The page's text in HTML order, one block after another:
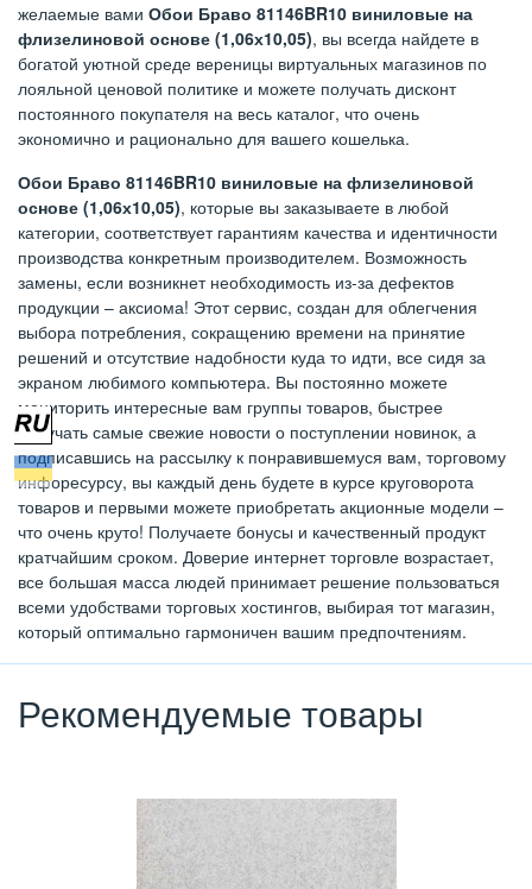
желаемые вами Обои Браво 81146BR10 виниловые на
флизелиновой основе (1,06х10,05), вы всегда найдете в
богатой уютной среде вереницы виртуальных магазинов по
лояльной ценовой политике и можете получать дисконт
постоянного покупателя на весь каталог, что очень
экономично и рационально для вашего кошелька.
Обои Браво 81146BR10 виниловые на флизелиновой
основе (1,06х10,05), которые вы заказываете в любой
категории, соответствует гарантиям качества и идентичности
производства конкретным производителем. Возможность
замены, если возникнет необходимость из-за дефектов
продукции – аксиома! Этот сервис, создан для облегчения
выбора потребления, сокращению времени на принятие
решений и отсутствие надобности куда то идти, все сидя за
экраном любимого компьютера. Вы постоянно можете
мониторить интересные вам группы товаров, быстрее
получать самые свежие новости о поступлении новинок, а
подписавшись на рассылку к понравившемуся вам, торговому
инфоресурсу, вы каждый день будете в курсе круговорота
товаров и первыми можете приобретать акционные модели –
что очень круто! Получаете бонусы и качественный продукт
кратчайшим сроком. Доверие интернет торговле возрастает,
все большая масса людей принимает решение пользоваться
всеми удобствами торговых хостингов, выбирая тот магазин,
который оптимально гармоничен вашим предпочтениям.
Рекомендуемые товары